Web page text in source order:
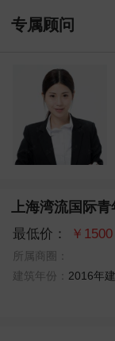
专属顾问
上海湾流国际
最低价：
￥1500
所属商圈：
建筑年份： 2016年建